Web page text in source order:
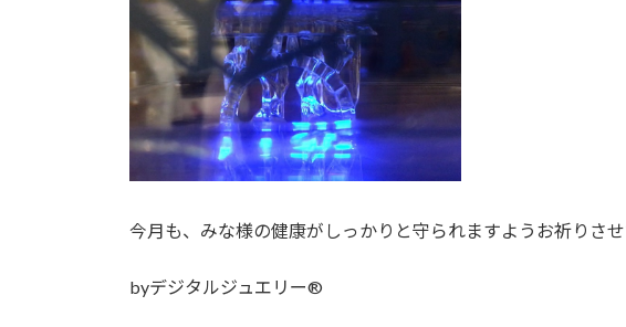
今月も、みな様の健康がしっかりと守られますようお祈りさせ
byデジタルジュエリー®